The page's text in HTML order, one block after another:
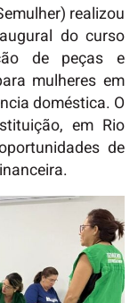
realizou
do curso
de peças e
mulheres em
doméstica. O
em Rio
de